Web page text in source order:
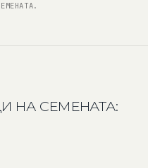
НА СЕМЕНАТА: